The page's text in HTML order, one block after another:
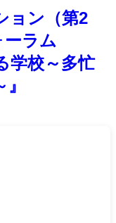
ョン（第2
ーラム
学校～多忙